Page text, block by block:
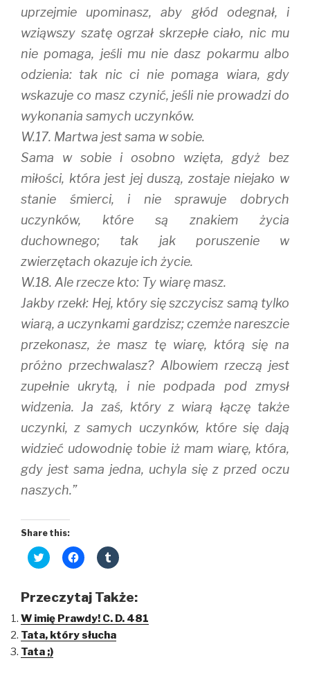
uprzejmie upominasz, aby głód odegnał, i
wziąwszy szatę ogrzał skrzepłe ciało, nic mu
nie pomaga, jeśli mu nie dasz pokarmu albo
odzienia: tak nic ci nie pomaga wiara, gdy
wskazuje co masz czynić, jeśli nie prowadzi do
wykonania samych uczynków.
W.17. Martwa jest sama w sobie.
Sama w sobie i osobno wzięta, gdyż bez
miłości, która jest jej duszą, zostaje niejako w
stanie śmierci, i nie sprawuje dobrych
uczynków, które są znakiem życia
duchownego; tak jak poruszenie w
zwierzętach okazuje ich życie.
W.18. Ale rzecze kto: Ty wiarę masz.
Jakby rzekł: Hej, który się szczycisz samą tylko
wiarą, a uczynkami gardzisz; czemże nareszcie
przekonasz, że masz tę wiarę, którą się na
próżno przechwalasz? Albowiem rzeczą jest
zupełnie ukrytą, i nie podpada pod zmysł
widzenia. Ja zaś, który z wiarą łączę także
uczynki, z samych uczynków, które się dają
widzieć udowodnię tobie iż mam wiarę, która,
gdy jest sama jedna, uchyla się z przed oczu
naszych.”
Share this:
C
l
t
s
h
a
r
e
C
l
t
s
h
a
r
C
l
t
s
h
a
r
Przeczytaj Także:
W imię Prawdy! C. D. 481
Tata, który słucha
Tata ;)